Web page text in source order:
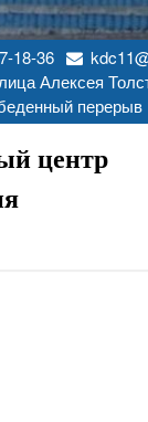
18-36
Алексея
центр